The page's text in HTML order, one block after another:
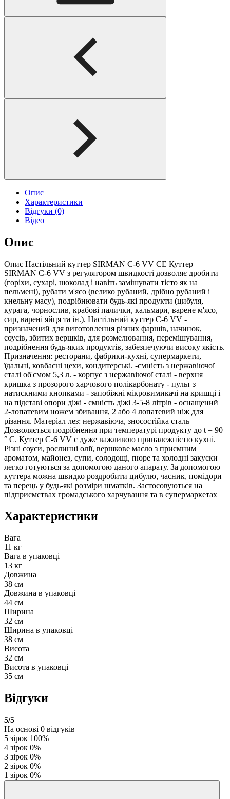
Опис
Характеристики
Відгуки (0)
Відео
Опис
Опис Настільний куттер SIRMAN C-6 VV CE Куттер
SIRMAN C-6 VV з регулятором швидкості дозволяє дробити
(горіхи, сухарі, шоколад і навіть замішувати тісто як на
пельмені), рубати м'ясо (велико рубаний, дрібно рубаний і
кнельну масу), подрібнювати будь-які продукти (цибуля,
курага, чорнослив, крабові палички, кальмари, варене м'ясо,
сир, варені яйця та ін.). Настільний куттер C-6 VV -
призначений для виготовлення різних фаршів, начинок,
соусів, збитих вершків, для розмелювання, перемішування,
подрібнення будь-яких продуктів, забезпечуючи високу якість.
Призначення: ресторани, фабрики-кухні, супермаркети,
їдальні, ковбасні цехи, кондитерські. -ємність з нержавіючої
сталі об'ємом 5,3 л. - корпус з нержавіючої сталі - верхня
кришка з прозорого харчового полікарбонату - пульт з
натискними кнопками - запобіжні мікровимикачі на кришці і
на підставі опори діжі - ємність діжі 3-5-8 літрів - оснащений
2-лопатевим ножем збивання, 2 або 4 лопатевий ніж для
різання. Матеріал лез: нержавіюча, зносостійка сталь
Дозволяється подрібнення при температурі продукту до t = 90
° C. Куттер C-6 VV є дуже важливою приналежністю кухні.
Різні соуси, рослинні олії, вершкове масло з приємним
ароматом, майонез, супи, солодощі, пюре та холодні закуски
легко готуються за допомогою даного апарату. За допомогою
куттера можна швидко роздробити цибулю, часник, помідори
та перець у будь-які розміри шматків. Застосовуються на
підприємствах громадського харчування та в супермаркетах
Характеристики
Вага
11 кг
Вага в упаковці
13 кг
Довжина
38 см
Довжина в упаковці
44 см
Ширина
32 см
Ширина в упаковці
38 см
Висота
32 см
Висота в упаковці
35 см
Відгуки
5/5
На основі 0 відгуків
5 зірок 100%
4 зірок 0%
3 зірок 0%
2 зірок 0%
1 зірок 0%